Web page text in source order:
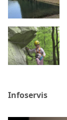
Infoservis